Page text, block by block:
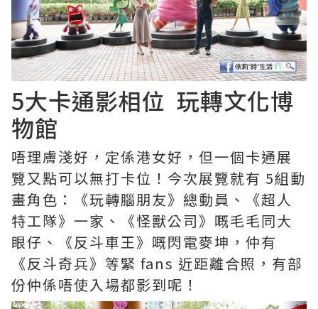
5大卡通影相位 玩轉文化博
物館
唔理膚淺好，定係港女好，但一個卡通展
覽又點可以無打卡位！今次展覽就有 5組動
畫角色：《玩轉腦朋友》總動員、《超人
特工隊》一家、《怪獸公司》嘅毛毛同大
眼仔、《反斗車王》嘅閃電麥坤，仲有
《反斗奇兵》等緊 fans 近距離合照，有部
份仲係唔使入場都影到呢！